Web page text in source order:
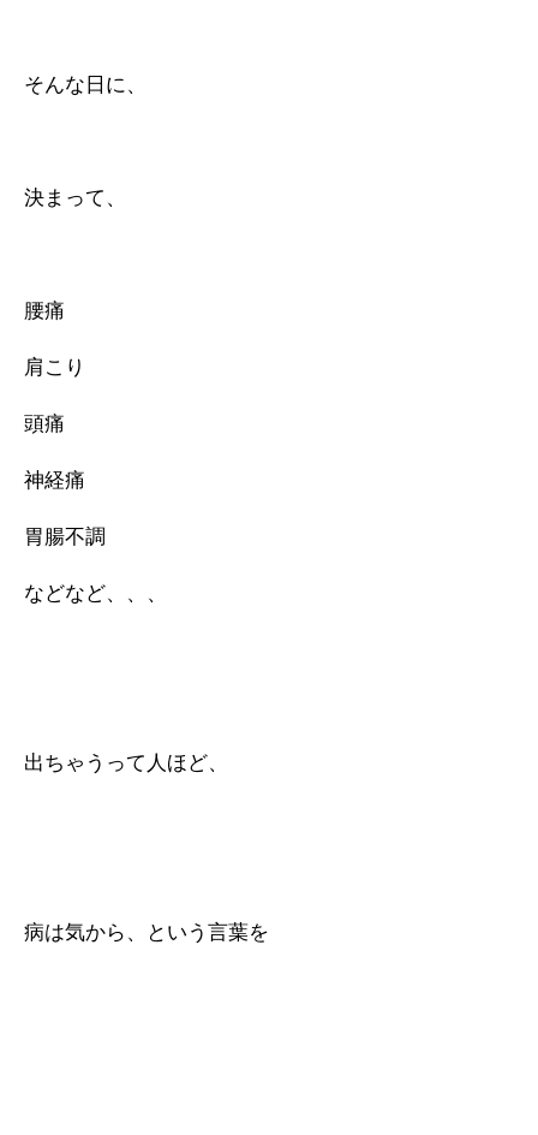
そんな日に、
決まって、
腰痛
肩こり
頭痛
神経痛
胃腸不調
などなど、、、
出ちゃうって人ほど、
病は気から、という言葉を